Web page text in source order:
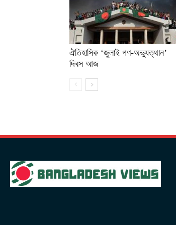
ঐতিহাসিক ‘জুলাই গণ-অভ্যুত্থান’
দিবস আজ